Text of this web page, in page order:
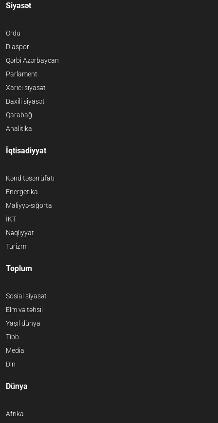
Siyasət
Ordu
Diaspor
Qərbi Azərbaycan
Parlament
Xarici siyasət
Daxili siyasət
Qarabağ
Analitika
İqtisadiyyat
Kənd təsərrüfatı
Energetika
Maliyyə-sığorta
İKT
Nəqliyyat
Turizm
Toplum
Sosial siyasət
Elm və təhsil
Yaşıl dünya
Tibb
Media
Din
Dünya
Afrika